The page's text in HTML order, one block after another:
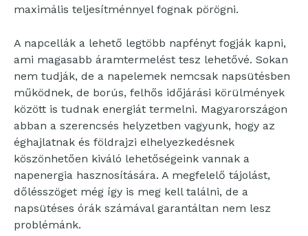
maximális teljesítménnyel fognak pörögni.
A napcellák a lehető legtöbb napfényt fogják kapni,
ami magasabb áramtermelést tesz lehetővé. Sokan
nem tudják, de a napelemek nemcsak napsütésben
működnek, de borús, felhős időjárási körülmények
között is tudnak energiát termelni. Magyarországon
abban a szerencsés helyzetben vagyunk, hogy az
éghajlatnak és földrajzi elhelyezkedésnek
köszönhetően kiváló lehetőségeink vannak a
napenergia hasznosítására. A megfelelő tájolást,
dőlésszöget még így is meg kell találni, de a
napsütéses órák számával garantáltan nem lesz
problémánk.